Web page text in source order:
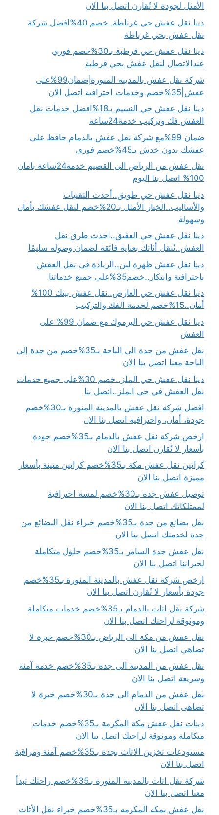
الأمثل لجودة لا تُقارن اتصل بنا الان
دينا نقل عفش حي غرناطة..خصم 40%افضل شركة
نقل عفش بحي غرناطة
دينا نقل عفش حي قرطبة بـ30%خصم فوري
عندالاتصال لنقل عفش بحي قرطبة
شركة نقل عفش بالمدينة المنورة|ضمان99%على
عفش|35%خصم وخدمات احترافية اتصل الان
دينا نقل عفش حي النسيم بـ18%افضل خدمات نقل
العفش فك وتركيب خدمة24ساعة
ضمان 99%مع شركة نقل عفش بالدمام حافظ على
عفشك بدون خدش بـ45%خصم فوري
نقل عفش من الرياض الى القصيم خدمة24ساعة بامان
100% اتصل بنا اليوم
دينا نقل عفش حي طويق..أحدث التقنيات
والأساليب..الخيار الأمثل بـ20%خصم لنقل عفشك بأمان
وسهولة
دينا نقل عفش حي العقيق..احدث طرق نقل
العفش..نُنقل أثاثك بعناية فائقة لضمان وصوله سليمًا
دينا نقل عفش ظهرة لبن..الريادة في نقل العفش
باحترافية وابتكار..خصم35%على جميع خدماتنا
دينا نقل عفش حي العارض..نقل عفش بيتك 100%
أمان..15%خصم لخدمة الفك والتركيب
دينا نقل عفش حي اليرموك مع ضمان 99% على
العفش
نقل عفش من جدة الى الباحة بـ35%خصم من جدة إلى
الباحة معنا اتصل بنا الان
دينا نقل عفش حي الملز..خصم 30%على جميع خدمات
نقل العفش في حي الملز..اتصل بنا
افضل شركة نقل عفش بالمدينة المنورة بـ30%خصم
جودة، أمان، واحترافية اتصل بنا الان
ارخص شركة نقل عفش بالدمام بـ35%خصم جودة
بأسعار لا تُقارن اتصل بنا الان
كراتين نقل عفش مكة بـ35%خصم كراتين متينة بأسعار
مميزة اتصل بنا الان
توصيل عفش جدة بـ30%خصم لمسة احترافية
لممتلكاتك اتصل بنا الان
نقل بضائع من جدة بـ35%خصم خبراء نقل البضائع من
جدة لخدمتك اتصل بنا الان
نقل عفش جدة السامر بـ35%خصم حلول متكاملة
لجيراننا اتصل بنا الان
ارخص شركة نقل عفش بالمدينة المنورة بـ35%خصم
جودة بأسعار لا تُقارن اتصل بنا الان
شركة نقل اثاث بالدمام بـ35%خصم خدمات متكاملة
وموثوقة لراحتك اتصل بنا الان
نقل عفش من مكة الى الرياض بـ30%خصم خبرة لا
تضاهى اتصل بنا الان
نقل عفش من المدينة الى جدة بـ35%خصم خدمة آمنة
وسريعة اتصل بنا الان
نقل عفش من الدمام الى جدة بـ30%خصم خبرة لا
تضاهى اتصل بنا الان
دينات نقل عفش مكة المكرمة بـ35%خصم خدمات
متكاملة وموثوقة لراحتك اتصل بنا الان
مستودعات تخزين الاثاث بجدة بـ35%خصم آمنة ومراقبة
اتصل بنا الان
شركة نقل اثاث بالمدينة المنورة بـ35%خصم راحتك تبدأ
معنا اتصل بنا الان
نقل عفش بمكه المكرمه بـ35%خصم خبراء نقل الأثاث